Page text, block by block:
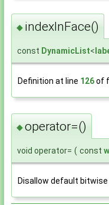
◆ indexInFace()
const DynamicList<
Definition at line 126of
◆operator=()
void operator= ( const
Disallow default